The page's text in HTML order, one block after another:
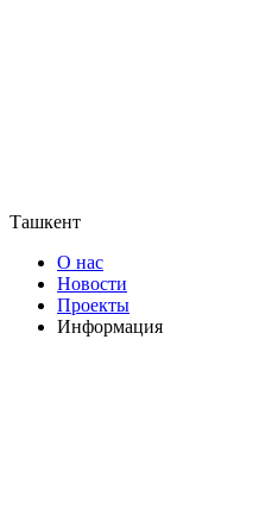
Ташкент
О нас
Новости
Проекты
Информация